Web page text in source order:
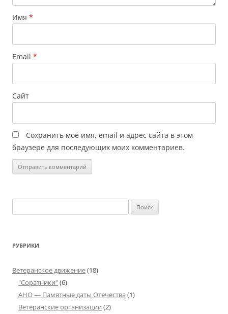
Имя *
Email *
Сайт
Сохранить моё имя, email и адрес сайта в этом
браузере для последующих моих комментариев.
РУБРИКИ
Ветеранское движение(18)
"Соратники"(6)
АНО — Памятные даты Отечества (1)
Ветеранские организации (2)